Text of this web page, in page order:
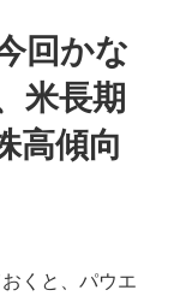
回かな
米長期
高傾向
くと、パウエ